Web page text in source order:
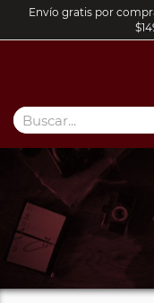
Envío gratis por